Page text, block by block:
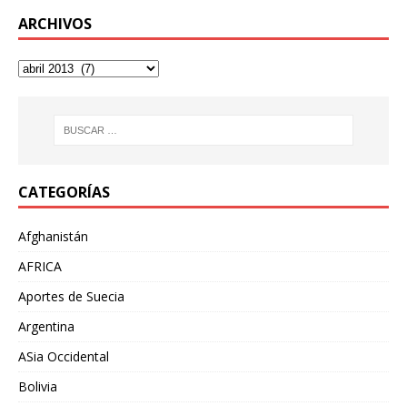
ARCHIVOS
CATEGORÍAS
Afghanistán
AFRICA
Aportes de Suecia
Argentina
ASia Occidental
Bolivia